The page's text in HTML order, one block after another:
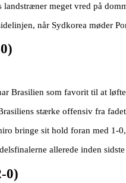
landstræner meget vred på
når Sydkorea møder
Brasilien som favorit til at
stærke offensiv fra
bringe sit hold foran med 1-
allerede inden
0)